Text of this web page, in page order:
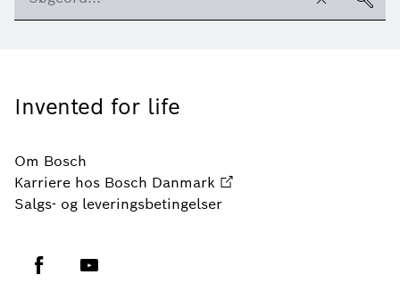
Invented for life
Om Bosch
Karriere hos Bosch Danmark
Salgs- og leveringsbetingelser